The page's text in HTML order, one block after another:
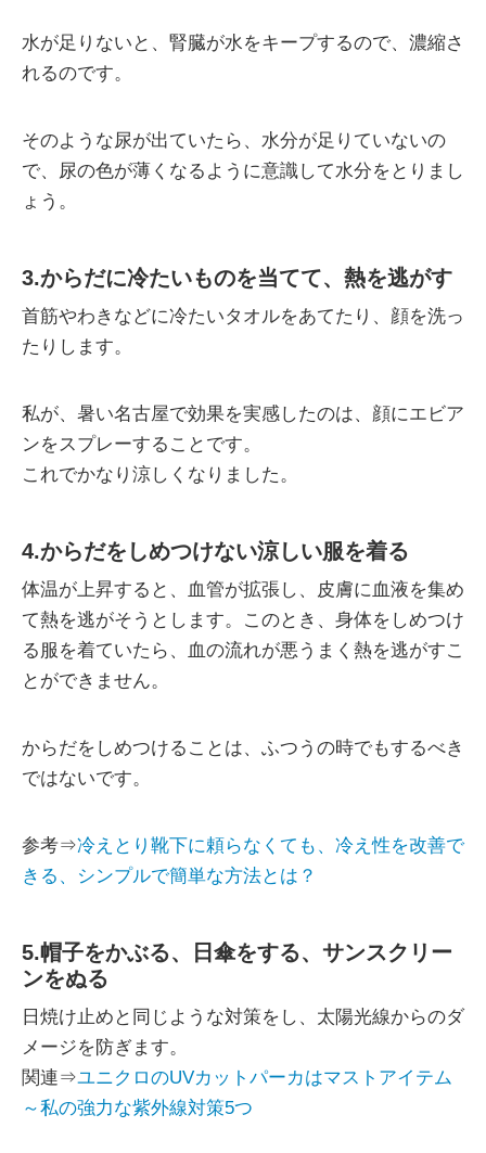
水が足りないと、腎臓が水をキープするので、濃縮さ
れるのです。
そのような尿が出ていたら、水分が足りていないの
で、尿の色が薄くなるように意識して水分をとりまし
ょう。
3.からだに冷たいものを当てて、熱を逃がす
首筋やわきなどに冷たいタオルをあてたり、顔を洗っ
たりします。
私が、暑い名古屋で効果を実感したのは、顔にエビア
ンをスプレーすることです。
これでかなり涼しくなりました。
4.からだをしめつけない涼しい服を着る
体温が上昇すると、血管が拡張し、皮膚に血液を集め
て熱を逃がそうとします。このとき、身体をしめつけ
る服を着ていたら、血の流れが悪うまく熱を逃がすこ
とができません。
からだをしめつけることは、ふつうの時でもするべき
ではないです。
参考⇒冷えとり靴下に頼らなくても、冷え性を改善で
きる、シンプルで簡単な方法とは？
5.帽子をかぶる、日傘をする、サンスクリー
ンをぬる
日焼け止めと同じような対策をし、太陽光線からのダ
メージを防ぎます。
関連⇒ユニクロのUVカットパーカはマストアイテム
～私の強力な紫外線対策5つ